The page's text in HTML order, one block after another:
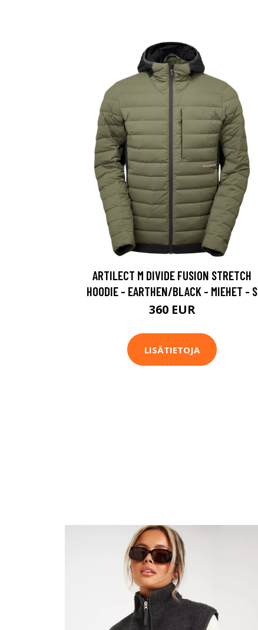
ARTILECT M DIVIDE FUSION STRETCH
HOODIE - EARTHEN/BLACK - MIEHET - S
360 EUR
LISÄTIETOJA